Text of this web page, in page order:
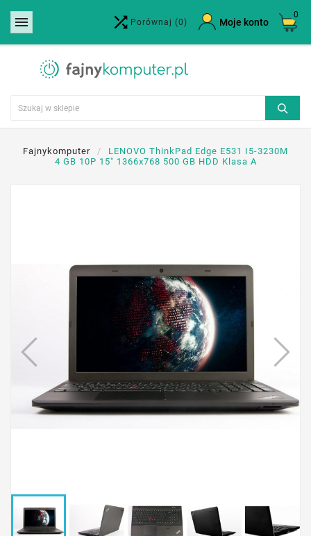
  Porównaj (0) Moje konto
0
Fajnykomputer
LENOVO ThinkPad Edge E531 I5-3230M
4 GB 10P 15" 1366x768 500 GB HDD Klasa A
Utwórz listę życzeń ×
Nazwa listy życzeń
Anuluj Utwórz listę życzeń